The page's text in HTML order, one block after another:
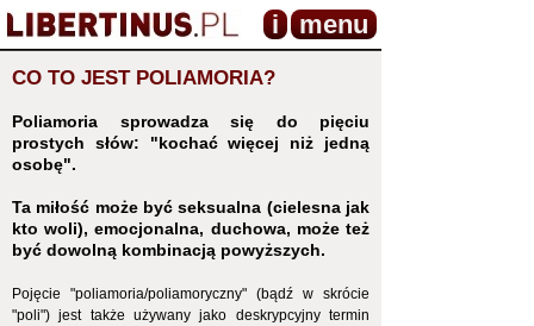
i menu
CO TO JEST POLIAMORIA?
Poliamoria sprowadza się do pięciu
prostych słów: "kochać więcej niż jedną
osobę".
Ta miłość może być seksualna (cielesna jak
kto woli), emocjonalna, duchowa, może też
być dowolną kombinacją powyższych.
Pojęcie "poliamoria/poliamoryczny" (bądź w skrócie
"poli") jest także używany jako deskrypcyjny termin